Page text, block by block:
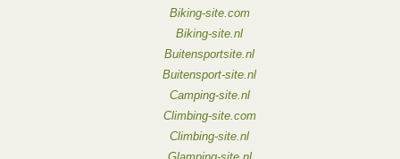
Biking-site.com
Biking-site.nl
Buitensportsite.nl
Buitensport-site.nl
Camping-site.nl
Climbing-site.com
Climbing-site.nl